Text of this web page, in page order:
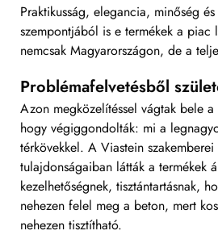
Praktikusság, elegancia, minőség és
szempontjából is e termékek a piac
nemcsak Magyarországon, de a
Problémafelvetésből
Azon megközelítéssel vágtak bele a
hogy végiggondolták: mi a
térkövekkel. A Viastein
tulajdonságaiban látták a termékek
kezelhetőségnek, tisztántartásnak,
nehezen felel meg a beton, mert
nehezen tisztítható.